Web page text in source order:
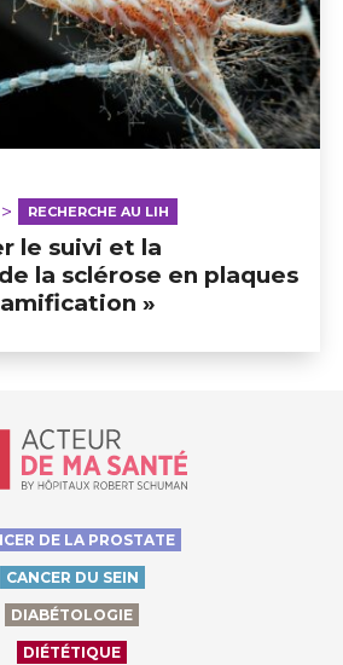
RECHERCHE AU LIH
le suivi et la
la sclérose en plaques
»
- Acteur de ma santé, by
DE LA PROSTATE
CANCER DU SEIN
DIABÉTOLOGIE
DIÉTÉTIQUE